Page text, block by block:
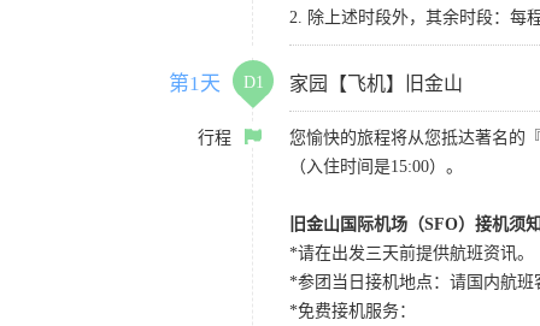
2. 除上述时段外，其余时段：每
第1天 D1 家园【飞机】旧金山
行程
您愉快的旅程将从您抵达著名的
（入住时间是15:00）。
旧金山国际机场（SFO）接机须
*请在出发三天前提供航班资讯。
*参团当日接机地点：请国内航班
*免费接机服务：